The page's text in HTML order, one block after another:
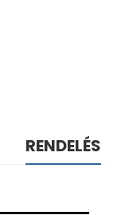
RENDELÉS